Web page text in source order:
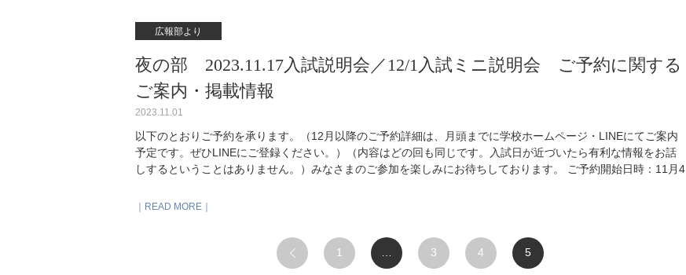
け、その後はチームでコースを回ります。一人だけ驚異的なスコアを叩き出した生徒が優勝しました。 運動し
た後の記念撮影。 晴天の秋の１日を阿蘇山の麓で過ごしました。 [gallery columns="2" size="medium"
ids="35287,35275"] 宿に到着。大きな温泉旅館です。 夕食は和食。17人のツアーなので、食後に全員が１日の
感想を発表します。この後はお待ちかねの温泉です。 朝の出発前。この班は毎回独特の点呼で盛り上がり、そ
れがグループとしての一体感に繋がっているようでした。 私の方が出発が遅いので、バスを見送りました。あ
と３日、思い切り楽しんできてください。
広報部より
夜の部 2023.11.17入試説明会／12/1入試ミニ説明会 ご予約に関する
ご案内・掲載情報
2023.11.01
以下のとおりご予約を承ります。（12月以降のご予約詳細は、月頭までに学校ホームページ・LINEにてご案内
予定です。ぜひLINEにご登録ください。）（内容はどの回も同じです。入試日が近づいたら有利な情報をお話
しするということはありません。）みなさまのご参加を楽しみにお待ちしております。 ご予約開始日時：11月4
せん）。 ◇夜の部 入試説明会午前の入試説明会と内容は同じです。11月17日（金）18:50-20:35 校内放
会入試説明会の「入試パート」のみを話します。教育方針や具体的な取り組みの話はありませんので、学校説明
会や模擬試験の保護者会等に参加したことがある方向けの内容です。「ミニ」と付いていますが、入試パートの
話は通常の入試説明会と同じ内容です。理事長・校長の話はございません。12月1日（金）18:50-19:50 校
READ MORE
1 3 4 5